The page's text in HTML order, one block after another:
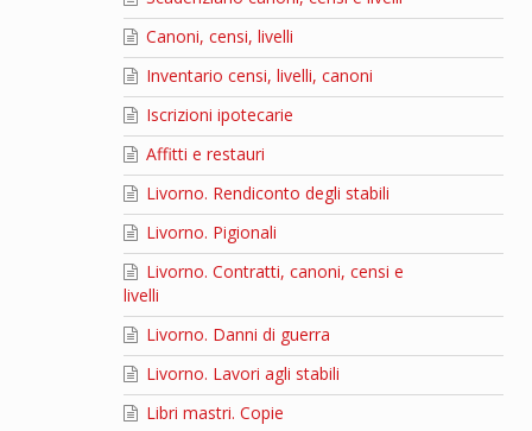
Canoni, censi, livelli
Inventario censi, livelli, canoni
Iscrizioni ipotecarie
Affitti e restauri
Livorno. Rendiconto degli stabili
Livorno. Pigionali
Livorno. Contratti, canoni, censi e
livelli
Livorno. Danni di guerra
Livorno. Lavori agli stabili
Libri mastri. Copie